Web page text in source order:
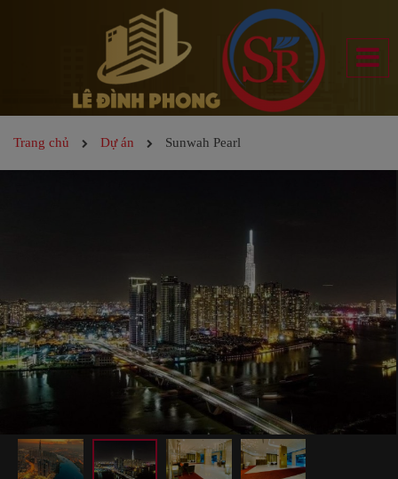
Trang chủ Dự án Sunwah Pearl